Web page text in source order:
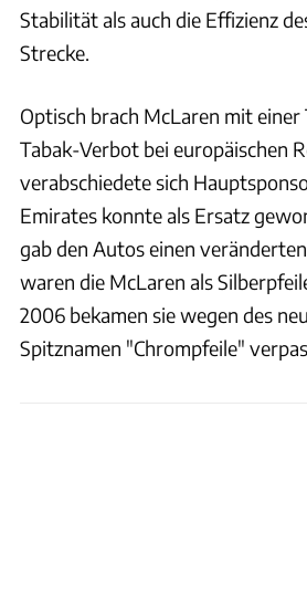
Stabilität als auch die Effizienz
Strecke.
Optisch brach McLaren mit
Tabak-Verbot bei europäischen
verabschiedete sich
Emirates konnte als Ersatz
gab den Autos einen
waren die McLaren als
2006 bekamen sie wegen des
Spitznamen "Chrompfeile"